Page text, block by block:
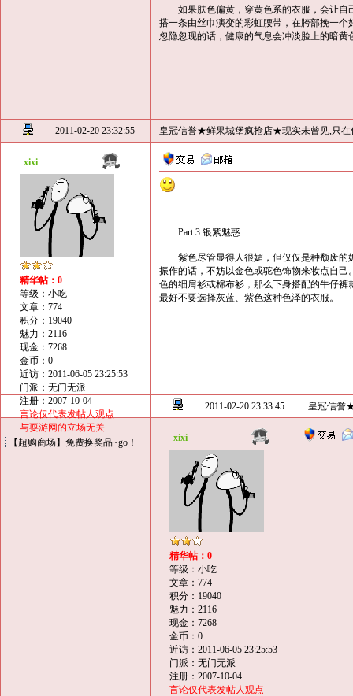
如果肤色偏黄，穿黄色系的衣服，会让自
搭一条由丝巾演变的彩虹腰带，在胯部挽一
忽隐忽现的话，健康的气息会冲淡脸上的暗黄
2011-02-20 23:32:55 皇冠信誉★鲜果城堡疯抢店★现实未曾见,只在
xixi
精华帖：0
等级：小吃
文章：774
积分：19040
魅力：2116
现金：7268
金币：0
近访：2011-06-05 23:25:53
门派：无门无派
注册：2007-10-04
言论仅代表发帖人观点
与耍游网的立场无关
【超购商场】免费换奖品~go！
Part 3 银紫魅惑
紫色尽管显得人很媚，但仅仅是种颓废的
振作的话，不妨以金色或驼色饰物来妆点自
色的细肩衫或棉布衫，那么下身搭配的牛仔
最好不要选择灰蓝、紫色这种色泽的衣服。
2011-02-20 23:33:45 皇冠信誉
xixi
精华帖：0
等级：小吃
文章：774
积分：19040
魅力：2116
现金：7268
金币：0
近访：2011-06-05 23:25:53
门派：无门无派
注册：2007-10-04
言论仅代表发帖人观点